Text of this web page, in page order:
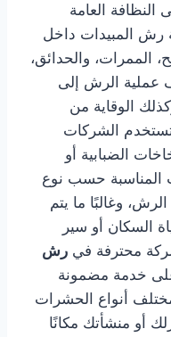
العامة
رش المبيدات داخل
الممرات، والحدائق،
عملية الرش إلى
الوقاية من
الشركات
الضبابية أو
المناسبة حسب نوع
وغالبًا ما يتم
السكان أو سير
محترفة في رش
خدمة مضمونة
أنواع الحشرات
أو منشأتك مكانًا